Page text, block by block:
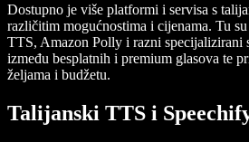
Dostupno je više platformi i servisa s
različitim mogućnostima i cijenama. Tu
TTS, Amazon Polly i razni specijalizirani
između besplatnih i premium glasova te
željama i budžetu.
Talijanski TTS i